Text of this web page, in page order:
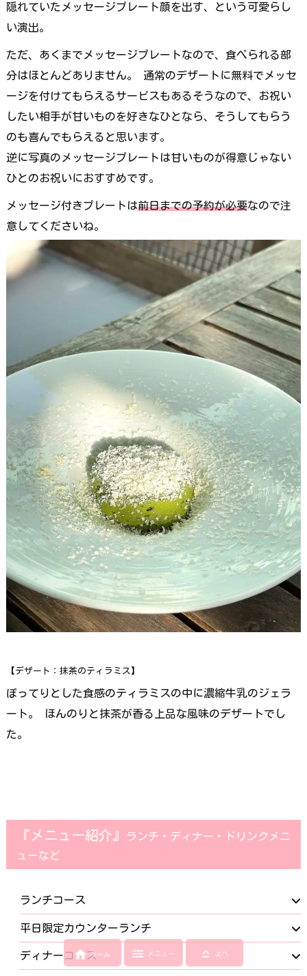
隠れていたメッセージプレート顔を出す、という可愛らし
い演出。
ただ、あくまでメッセージプレートなので、食べられる部
分はほとんどありません。 通常のデザートに無料でメッセ
ージを付けてもらえるサービスもあるそうなので、お祝い
したい相手が甘いものを好きなひとなら、そうしてもらう
のも喜んでもらえると思います。
逆に写真のメッセージプレートは甘いものが得意じゃない
ひとのお祝いにおすすめです。
メッセージ付きプレートは前日までの予約が必要なので注
意してくださいね。
【デザート：抹茶のティラミス】
ぽってりとした食感のティラミスの中に濃縮牛乳のジェラ
ート。 ほんのりと抹茶が香る上品な風味のデザートでし
た。
『メニュー紹介』
ランチ・ディナー・ドリンクメニ
ューなど
ランチコース
平日限定カウンターランチ
ディナーコース
 ホーム  メニュー  上へ